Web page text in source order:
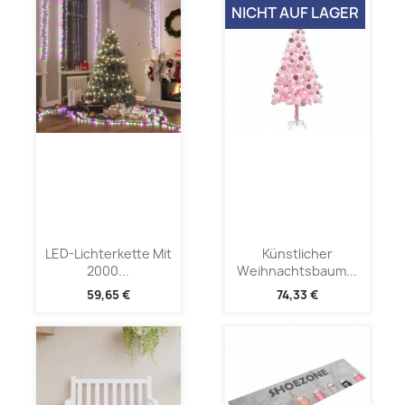
LED-Lichterkette Mit
2000...
59,65 €
Künstlicher
Weihnachtsbaum...
74,33 €
NICHT AUF LAGER